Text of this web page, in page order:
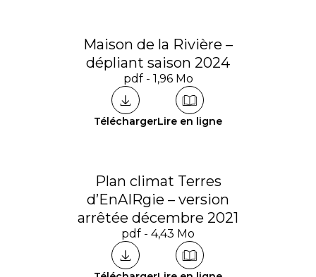
Maison de la Rivière –
dépliant saison 2024
pdf - 1,96 Mo
TéléchargerLire en ligne
Plan climat Terres
d’EnAIRgie – version
arrêtée décembre 2021
pdf - 4,43 Mo